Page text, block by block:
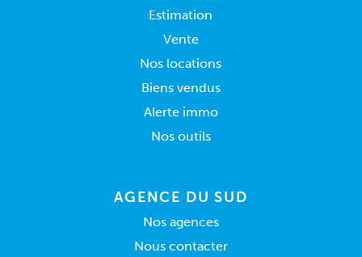
Estimation
Vente
Nos locations
Biens vendus
Alerte immo
Nos outils
AGENCE DU SUD
Nos agences
Nous contacter